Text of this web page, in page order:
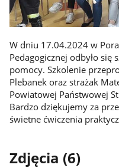
W dniu 17.04.2024 w
Pedagogicznej odbyło się
pomocy. Szkolenie
Plebanek oraz strażak
Powiatowej Państwowej
Bardzo dziękujemy za
świetne ćwiczenia
Zdjęcia (6)